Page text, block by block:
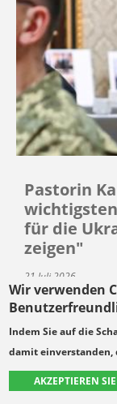
Wir verwenden
Indem Sie auf die
damit einverstanden,
AKZEPTIEREN SIE
Pastorin
für die
zeigen"
21 Juli 2026